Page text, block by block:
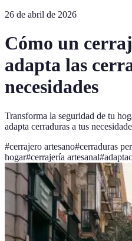
26 de abril de 2026
Cómo un
adapta las
necesidades
Transforma la seguridad de tu
adapta cerraduras a tus
#cerrajero artesano#cerraduras
hogar#cerrajería artesanal#